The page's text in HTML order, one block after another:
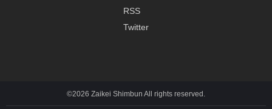
RSS
Twitter
©2026 Zaikei Shimbun All rights reserved.